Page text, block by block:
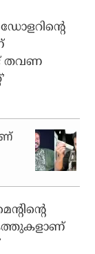
ഡോളറിന്റെ
തവണ
കത്തുകളാണ്